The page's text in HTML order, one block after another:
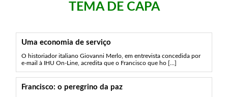
TEMA DE CAPA
Uma economia de serviço
O historiador italiano Giovanni Merlo, em entrevista concedida por
e-mail à IHU On-Line, acredita que o Francisco que ho [...]
Francisco: o peregrino da paz